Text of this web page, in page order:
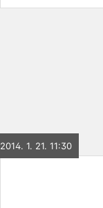
2014. 1. 21. 11:30